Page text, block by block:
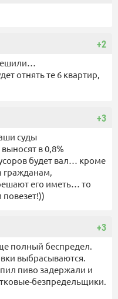
+2
отнять те 6 квартир,
+3
суды
в 0,8%
будет вал… кроме
гражданам,
его иметь… то
+3
полный беспредел.
выбрасываются.
пиво задержали и
безпредельщики.